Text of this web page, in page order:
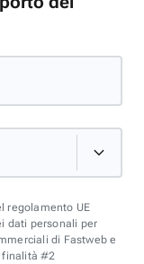
regolamento UE
dati personali per
di Fastweb e
finalità #2